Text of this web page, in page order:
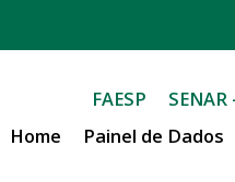
FAESP SENAR
Home
Painel de Dados